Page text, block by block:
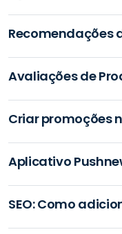
Recomendações
Avaliações de
Criar promoções
Aplicativo
SEO: Como